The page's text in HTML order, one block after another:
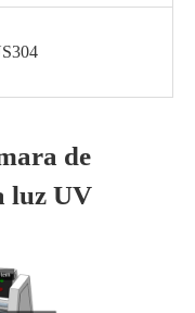
de
luz UV